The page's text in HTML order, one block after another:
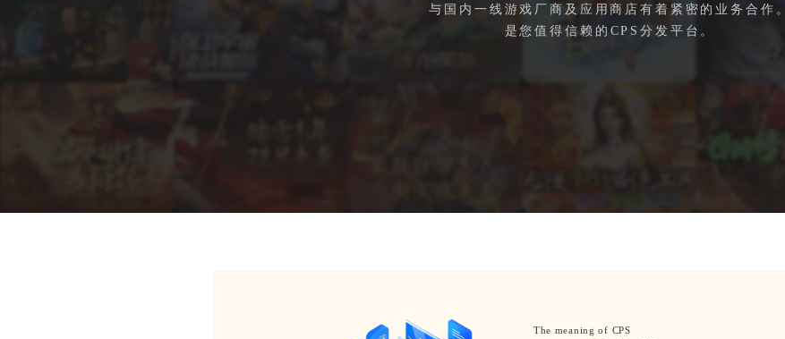
与国内一线游戏厂商及应用商店有着紧密的业务合作。
是您值得信赖的CPS分发平台。
The meaning of CPS